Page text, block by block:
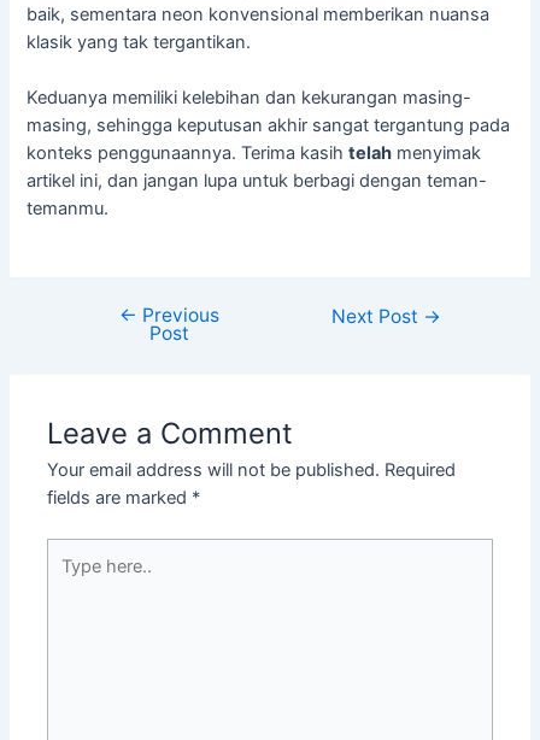
baik, sementara neon konvensional memberikan nuansa
klasik yang tak tergantikan.
Keduanya memiliki kelebihan dan kekurangan masing-
masing, sehingga keputusan akhir sangat tergantung pada
konteks penggunaannya. Terima kasihtelah menyimak
artikel ini, dan jangan lupa untuk berbagi dengan teman-
temanmu.
← Previous
Post
Next Post →
Leave a Comment
Your email address will not be published. Required
fields are marked *
here..